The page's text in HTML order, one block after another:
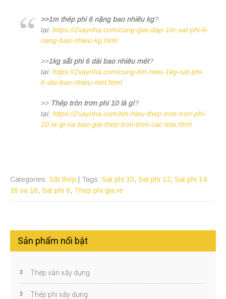
>>1m thép phi 6 nặng bao nhiêu kg?
tại: https://2xaynha.com/cung-giai-dap-1m-sat-phi-6-
nang-bao-nhieu-kg.html
>>1kg sắt phi 6 dài bao nhiêu mét?
tại: https://2xaynha.com/cung-tim-hieu-1kg-sat-phi-
6-dai-bao-nhieu-met.html
>> Thép tròn trơn phi 10 là gì?
tại: https://2xaynha.com/tim-hieu-thep-tron-tron-phi-
10-la-gi-va-bao-gia-thep-tron-tron-cac-loai.html
Categories: Sắt thép | Tags: Sat phi 10, Sat phi 12, Sat phi 14
16 va 18, Sat phi 8, Thep phi gia re
Sản phẩm nổi bật
Thép vằn xây dựng
Thép phi xây dựng